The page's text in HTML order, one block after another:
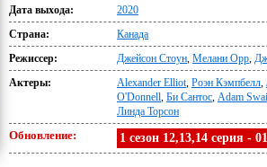
Дата выхода:
2020
Страна:
Канада
Режиссер:
Джейсон Стоун, Мелани Орр,
Актеры:
Alexander Elliot, Роэн Кэмпбелл,
O'Donnell, Би Сантос, Adam
Линда Торсон
Обновление: 1 сезон 12,13,14 серия -